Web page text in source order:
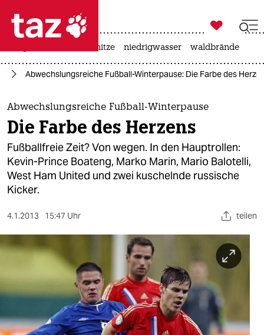
 taz zahl ich
taz zahl ich
themen
politik
öko
gesellschaft
kultur
sport
nord
wahrheit

taz zahl ich
hitze niedrigwasser waldbrände
Abwechslungsreiche Fußball-Winterpause: Die Farbe des
Abwechslungsreiche Fußball-Winterpause
Die Farbe des Herzens
Fußballfreie Zeit? Von wegen. In den Hauptrollen:
Kevin-Prince Boateng, Marko Marin, Mario Balotelli,
West Ham United und zwei kuschelnde russische
Kicker.
4.1.2013 15:47 Uhr teilen